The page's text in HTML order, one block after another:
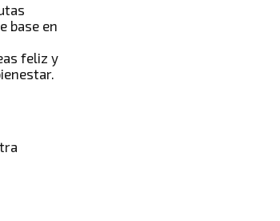
base en
feliz y